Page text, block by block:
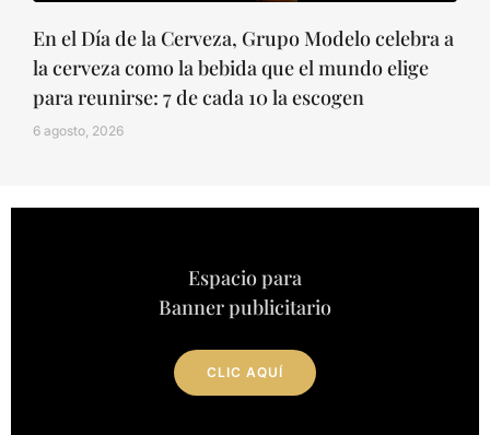
En el Día de la Cerveza, Grupo Modelo celebra a
la cerveza como la bebida que el mundo elige
para reunirse: 7 de cada 10 la escogen
6 agosto, 2026
Espacio para
Banner publicitario
CLIC AQUÍ